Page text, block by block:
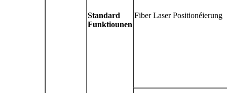
Standard
Funktiounen
Fiber Laser Positionéierung